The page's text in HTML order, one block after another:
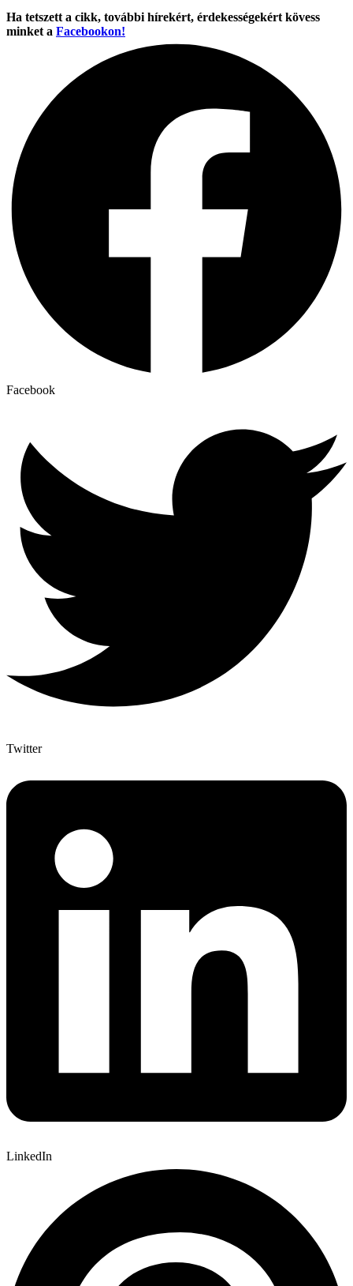
Ha tetszett a cikk, további hírekért, érdekességekért kövess
minket a Facebookon!
Facebook
Twitter
LinkedIn